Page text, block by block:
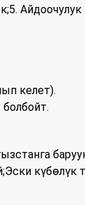
Айдоочулук
келет).
күбөлүк